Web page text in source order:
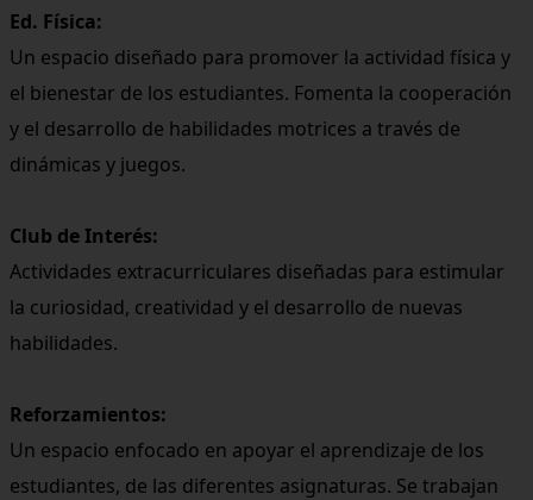
Ed. Física:
Un espacio diseñado para promover la actividad física y
el bienestar de los estudiantes. Fomenta la cooperación
y el desarrollo de habilidades motrices a través de
dinámicas y juegos.
Club de Interés:
Actividades extracurriculares diseñadas para estimular
la curiosidad, creatividad y el desarrollo de nuevas
habilidades.
Reforzamientos:
Un espacio enfocado en apoyar el aprendizaje de los
estudiantes, de las diferentes asignaturas. Se trabajan